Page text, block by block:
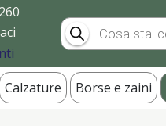
Products
search
Calzature Borse e zaini